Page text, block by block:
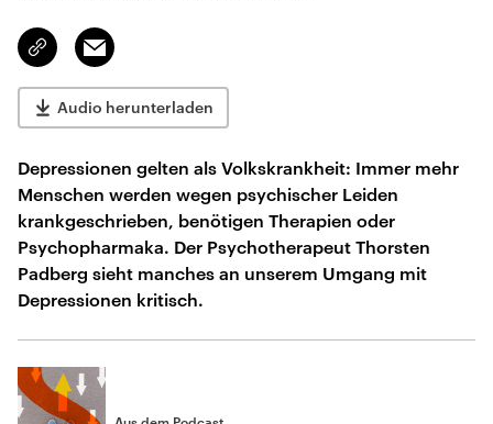
Link
kopieren/teilen
Email
Audio herunterladen
Depressionen gelten als Volkskrankheit: Immer mehr
Menschen werden wegen psychischer Leiden
krankgeschrieben, benötigen Therapien oder
Psychopharmaka. Der Psychotherapeut Thorsten
Padberg sieht manches an unserem Umgang mit
Depressionen kritisch.